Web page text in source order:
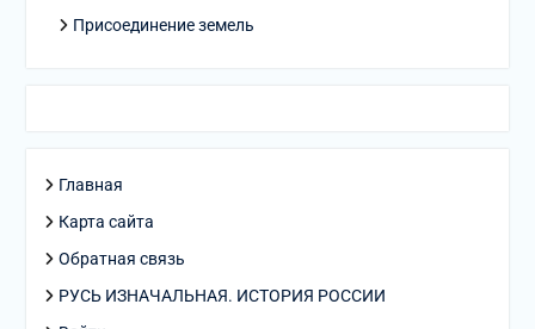
Присоединение земель
Главная
Карта сайта
Обратная связь
РУСЬ ИЗНАЧАЛЬНАЯ. ИСТОРИЯ РОССИИ